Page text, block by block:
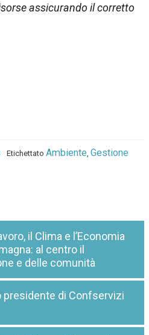
assicurando il corretto
Etichettato Ambiente, Gestione
il Clima e l’Economia
al centro il
e delle comunità
presidente di Confservizi